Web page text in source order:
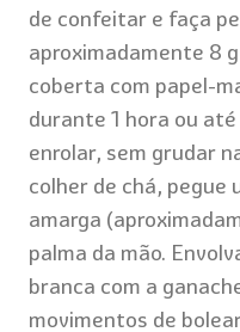
de confeitar e faça
aproximadamente 8
coberta com papel-
durante 1 hora ou
enrolar, sem grudar
colher de chá, pegue
amarga
palma da mão.
branca com a
movimentos de